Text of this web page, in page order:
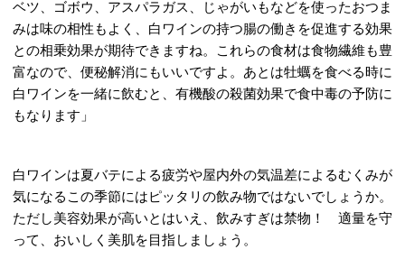
ベツ、ゴボウ、アスパラガス、じゃがいもなどを使ったおつま
みは味の相性もよく、白ワインの持つ腸の働きを促進する効果
との相乗効果が期待できますね。これらの食材は食物繊維も豊
富なので、便秘解消にもいいですよ。あとは牡蠣を食べる時に
白ワインを一緒に飲むと、有機酸の殺菌効果で食中毒の予防に
もなります」
白ワインは夏バテによる疲労や屋内外の気温差によるむくみが
気になるこの季節にはピッタリの飲み物ではないでしょうか。
ただし美容効果が高いとはいえ、飲みすぎは禁物！ 適量を守
って、おいしく美肌を目指しましょう。